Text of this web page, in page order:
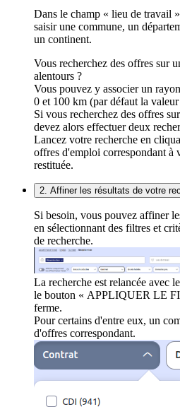
Dans le champ « lieu de travail
saisir une commune, un
un continent.
Vous recherchez des offres sur
alentours ?
Vous pouvez y associer un
0 et 100 km (par défaut la
Si vous recherchez des offres
devez alors effectuer deux
Lancez votre recherche en
offres d'emploi correspondant à
restituée.
2. Affiner les résultats de votre
Si besoin, vous pouvez affiner
en sélectionnant des filtres et
de recherche.
La recherche est relancée avec
le bouton « APPLIQUER LE
ferme.
Pour certains d'entre eux, un
d'offres correspondant.